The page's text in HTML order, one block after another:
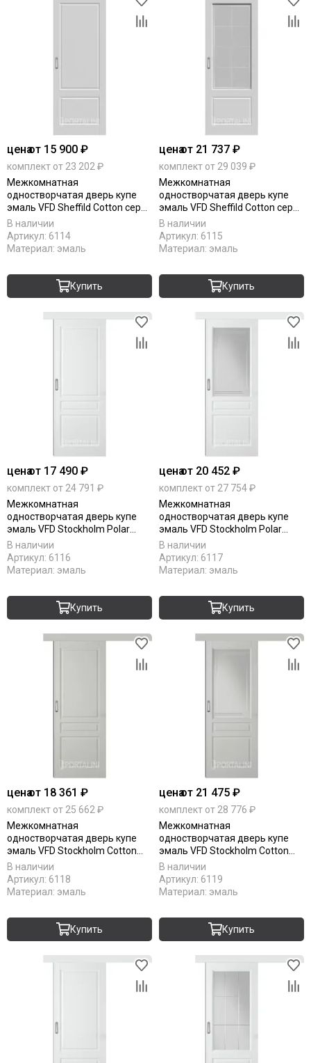
ценаот 15 900 ₽
комплект от 23 202 ₽
Межкомнатная
одностворчатая дверь купе
эмаль VFD Sheffild Cotton серая
глухая
В наличии
Артикул: 6114
Материал: эмаль
Купить
ценаот 21 737 ₽
комплект от 29 039 ₽
Межкомнатная
одностворчатая дверь купе
эмаль VFD Sheffild Cotton серая
остеклённая
В наличии
Артикул: 6115
Материал: эмаль
Купить
ценаот 17 490 ₽
комплект от 24 791 ₽
Межкомнатная
одностворчатая дверь купе
эмаль VFD Stockholm Polar
белая глухая
В наличии
Артикул: 6116
Материал: эмаль
Купить
ценаот 20 452 ₽
комплект от 27 754 ₽
Межкомнатная
одностворчатая дверь купе
эмаль VFD Stockholm Polar
белая остеклённая
В наличии
Артикул: 6117
Материал: эмаль
Купить
ценаот 18 361 ₽
комплект от 25 662 ₽
Межкомнатная
одностворчатая дверь купе
эмаль VFD Stockholm Cotton
серая глухая
В наличии
Артикул: 6118
Материал: эмаль
Купить
ценаот 21 475 ₽
комплект от 28 776 ₽
Межкомнатная
одностворчатая дверь купе
эмаль VFD Stockholm Cotton
серая остеклённая
В наличии
Артикул: 6119
Материал: эмаль
Купить